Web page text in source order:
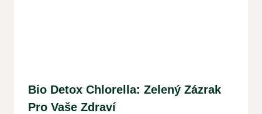
Bio Detox Chlorella: Zelený Zázrak
Pro Vaše Zdraví